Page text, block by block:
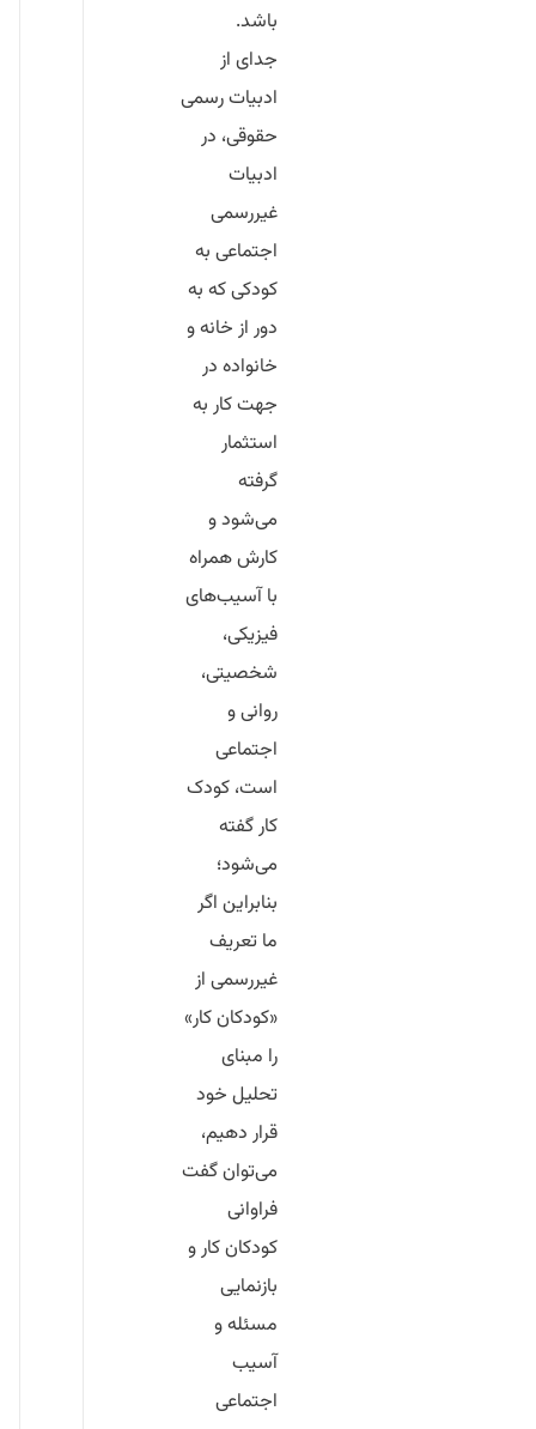
باشد.
جدای از
ادبیات رسمی
حقوقی، در
ادبیات
غیررسمی
اجتماعی به
کودکی که به
دور از خانه و
خانواده در
‌جهت کار به
استثمار
گرفته
می‌شود و
کارش همراه
با آسیب‌های
فیزیکی،
شخصیتی،
روانی و
اجتماعی
است، کودک
کار گفته
می‌شود؛
بنابراین اگر
ما تعریف
غیررسمی از
«کودکان کار»
را مبنای
تحلیل خود
قرار دهیم،
می‌توان گفت
فراوانی
کودکان کار و
بازنمایی
مسئله و
آسیب
اجتماعی